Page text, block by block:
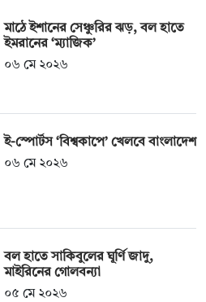
মাঠে ইশানের সেঞ্চুরির ঝড়, বল হাতে
ইমরানের ‘ম্যাজিক’
০৬ মে ২০২৬
ই-স্পোর্টস ‘বিশ্বকাপে’ খেলবে বাংলাদেশ
০৬ মে ২০২৬
বল হাতে সাকিবুলের ঘূর্ণি জাদু,
মাইরিনের গোলবন্যা
০৫ মে ২০২৬